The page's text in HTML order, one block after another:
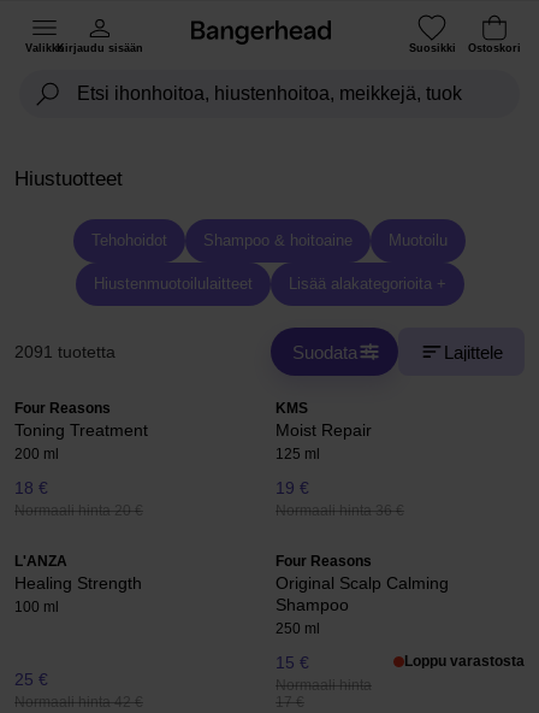
ValikkoKirjaudu sisään Suosikki Ostoskori
Hiustuotteet
Tehohoidot Shampoo & hoitoaine Muotoilu
Hiustenmuotoilulaitteet Lisää alakategorioita +
2091 tuotetta Suodata Lajittele
Four Reasons
Toning Treatment
200 ml
18 €
Normaali hinta 20 €
KMS
Moist Repair
125 ml
19 €
Normaali hinta 36 €
L'ANZA
Healing Strength
100 ml
25 €
Normaali hinta 42 €
Four Reasons
Original Scalp Calming
Shampoo
250 ml
15 €
Normaali hinta
17 €
Loppu varastosta